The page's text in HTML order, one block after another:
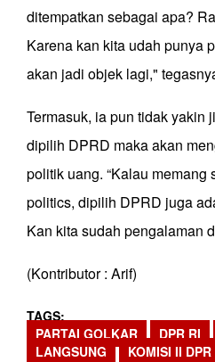
ditempatkan sebagai apa?
Karena kan kita udah punya
akan jadi objek lagi,"
Termasuk, ia pun tidak yakin
dipilih DPRD maka akan
politik uang. “Kalau memang
politics, dipilih DPRD juga
Kan kita sudah pengalaman
(Kontributor : Arif)
TAGS
PARTAI GOLKAR
DPR RI
LANGSUNG
KOMISI II DPR